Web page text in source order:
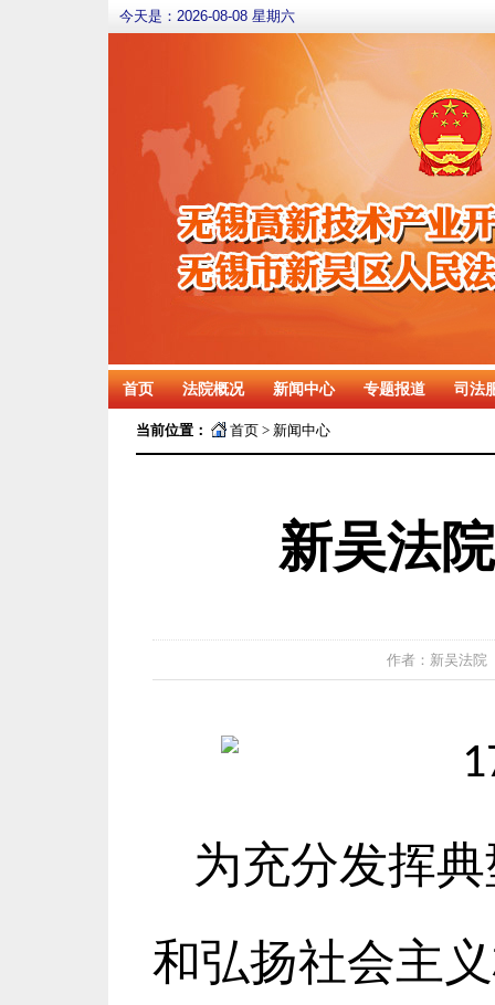
今天是： 2026-08-08 星期六
首页 法院概况 新闻中心 专题报道 司法
当前位置： 首页 > 新闻中心
新吴法
作者：新吴法院
为充分发挥
和弘扬社会主